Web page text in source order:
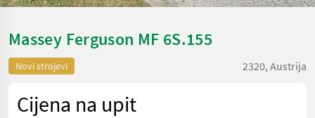
Massey Ferguson MF 6S.155
Novi strojevi 2320, Austrija
Cijena na upit